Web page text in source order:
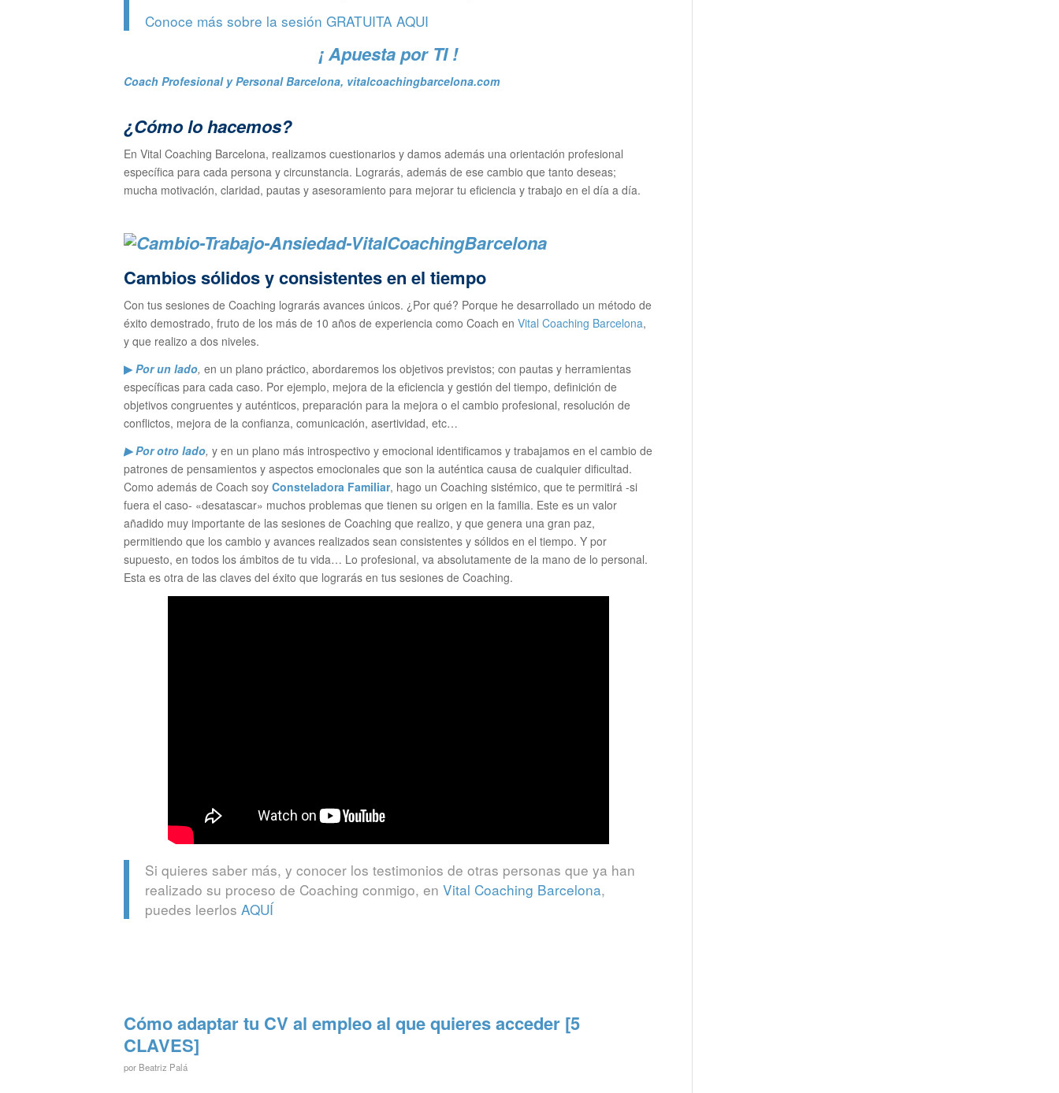
Conoce más sobre la sesión GRATUITA AQUI
¡ Apuesta por TI !
Coach Profesional y Personal Barcelona, vitalcoachingbarcelona.com
¿Cómo lo hacemos?
En Vital Coaching Barcelona, realizamos cuestionarios y damos además una orientación profesional
específica para cada persona y circunstancia. Lograrás, además de ese cambio que tanto deseas;
mucha motivación, claridad, pautas y asesoramiento para mejorar tu eficiencia y trabajo en el día a día.
Cambios sólidos y consistentes en el tiempo
Con tus sesiones de Coaching lograrás avances únicos. ¿Por qué? Porque he desarrollado un método de
éxito demostrado, fruto de los más de 10 años de experiencia como Coach en Vital Coaching Barcelona,
y que realizo a dos niveles.
▶Por un lado, en un plano práctico, abordaremos los objetivos previstos; con pautas y herramientas
específicas para cada caso. Por ejemplo, mejora de la eficiencia y gestión del tiempo, definición de
objetivos congruentes y auténticos, preparación para la mejora o el cambio profesional, resolución de
conflictos, mejora de la confianza, comunicación, asertividad, etc…
▶ Por otro lado, y en un plano más introspectivo y emocional identificamos y trabajamos en el cambio de
patrones de pensamientos y aspectos emocionales que son la auténtica causa de cualquier dificultad.
Como además de Coach soy Consteladora Familiar, hago un Coaching sistémico, que te permitirá -si
fuera el caso- «desatascar» muchos problemas que tienen su origen en la familia. Este es un valor
añadido muy importante de las sesiones de Coaching que realizo, y que genera una gran paz,
permitiendo que los cambio y avances realizados sean consistentes y sólidos en el tiempo. Y por
supuesto, en todos los ámbitos de tu vida… Lo profesional, va absolutamente de la mano de lo personal.
Esta es otra de las claves del éxito que lograrás en tus sesiones de Coaching.
Si quieres saber más, y conocer los testimonios de otras personas que ya han
realizado su proceso de Coaching conmigo, en Vital Coaching Barcelona,
puedes leerlos AQUÍ
Cómo adaptar tu CV al empleo al que quieres acceder [5
CLAVES]
por Beatriz Palá